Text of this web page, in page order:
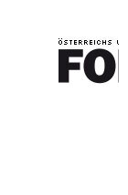
FONDS